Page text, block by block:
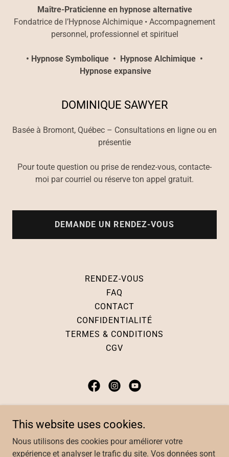
Maître-Praticienne en hypnose alternative
Fondatrice de l’Hypnose Alchimique • Accompagnement
personnel, professionnel et spirituel
• Hypnose Symbolique • Hypnose Alchimique •
Hypnose expansive
DOMINIQUE SAWYER
Basée à Bromont, Québec – Consultations en ligne ou en
présentie
Pour toute question ou prise de rendez-vous, contacte-
moi par courriel ou réserve ton appel gratuit.
DEMANDE UN RENDEZ-VOUS
RENDEZ-VOUS
FAQ
CONTACT
CONFIDENTIALITÉ
TERMES & CONDITIONS
CGV
1391, rue Shefford, Bromont, QC J2L 1J6
This website uses cookies.
Nous utilisons des cookies pour améliorer votre
expérience et analyser le trafic du site. Vos données sont